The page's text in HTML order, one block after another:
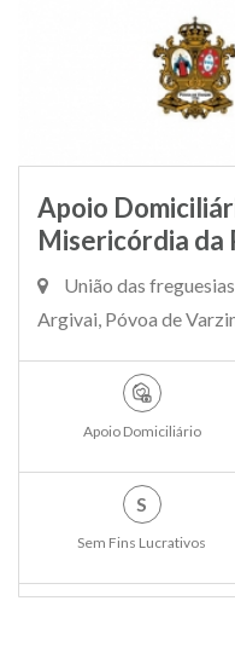
Apoio
Misericórdia da
União das
Argivai, Póvoa de
Apoio Domiciliário
S
Sem Fins Lucrativos